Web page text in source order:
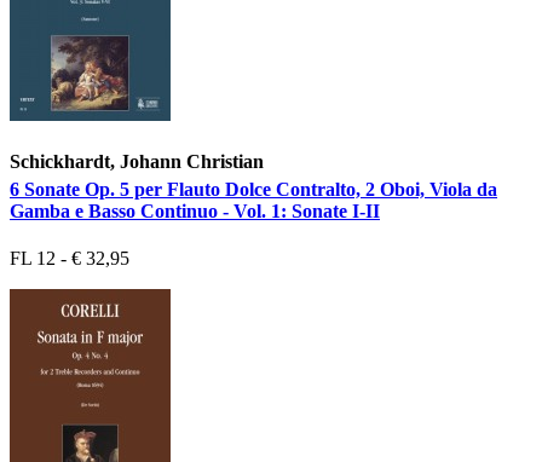
Schickhardt, Johann Christian
6 Sonate Op. 5 per Flauto Dolce Contralto, 2 Oboi, Viola da
Gamba e Basso Continuo - Vol. 1: Sonate I-II
FL 12 - € 32,95